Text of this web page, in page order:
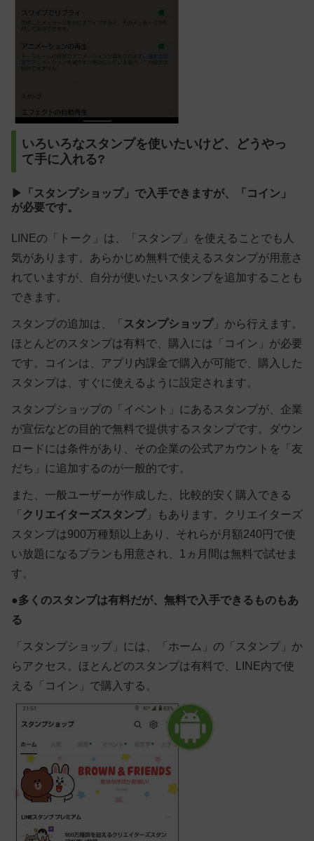
いろいろなスタンプを使いたいけど、どうやっ
て手に入れる?
▶「スタンプショップ」で入手できますが、「コイン」
が必要です。
LINEの「トーク」は、「スタンプ」を使えることでも人
気があります。あらかじめ無料で使えるスタンプが用意さ
れていますが、自分が使いたいスタンプを追加することも
できます。
スタンプの追加は、「 スタンプショップ」から行えます。
ほとんどのスタンプは有料で、購入には「コイン」が必要
です。コインは、アプリ内課金で購入が可能で、購入した
スタンプは、すぐに使えるように設定されます。
スタンプショップの「イベント」にあるスタンプが、企業
が宣伝などの目的で無料で提供するスタンプです。ダウン
ロードには条件があり、その企業の公式アカウントを「友
だち」に追加するのが一般的です。
また、一般ユーザーが作成した、比較的安く購入できる
「 クリエイターズスタンプ」もあります。クリエイターズ
スタンプは900万種類以上あり、それらが月額240円で使
い放題になるプランも用意され、1ヵ月間は無料で試せま
す。
●多くのスタンプは有料だが、無料で入手できるものもあ
る
「スタンプショップ」には、「ホーム」の「スタンプ」か
らアクセス。ほとんどのスタンプは有料で、LINE内で使
える「コイン」で購入する。